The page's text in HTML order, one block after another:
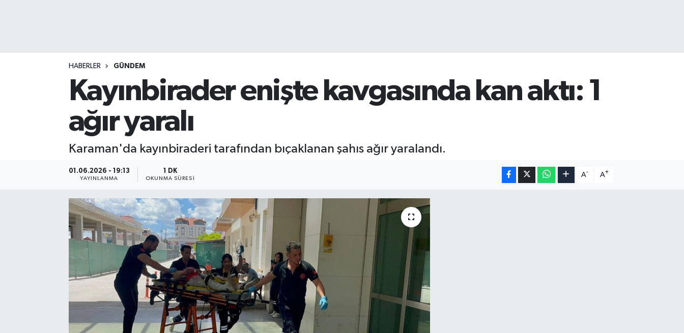
HABERLER GÜNDEM
Kayınbirader enişte kavgasında kan aktı: 1
ağır yaralı
Karaman'da kayınbiraderi tarafından bıçaklanan şahıs ağır yaralandı.
01.06.2026 - 19:13
YAYINLANMA
1 DK
OKUNMA SÜRESI
A- A+